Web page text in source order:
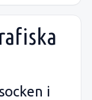
socken i